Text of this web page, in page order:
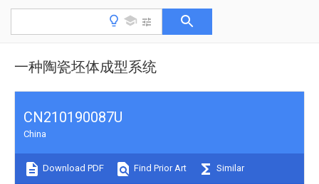
一种陶瓷坯体成型系统
CN210190087U
China
Download PDF Find Prior Art Similar